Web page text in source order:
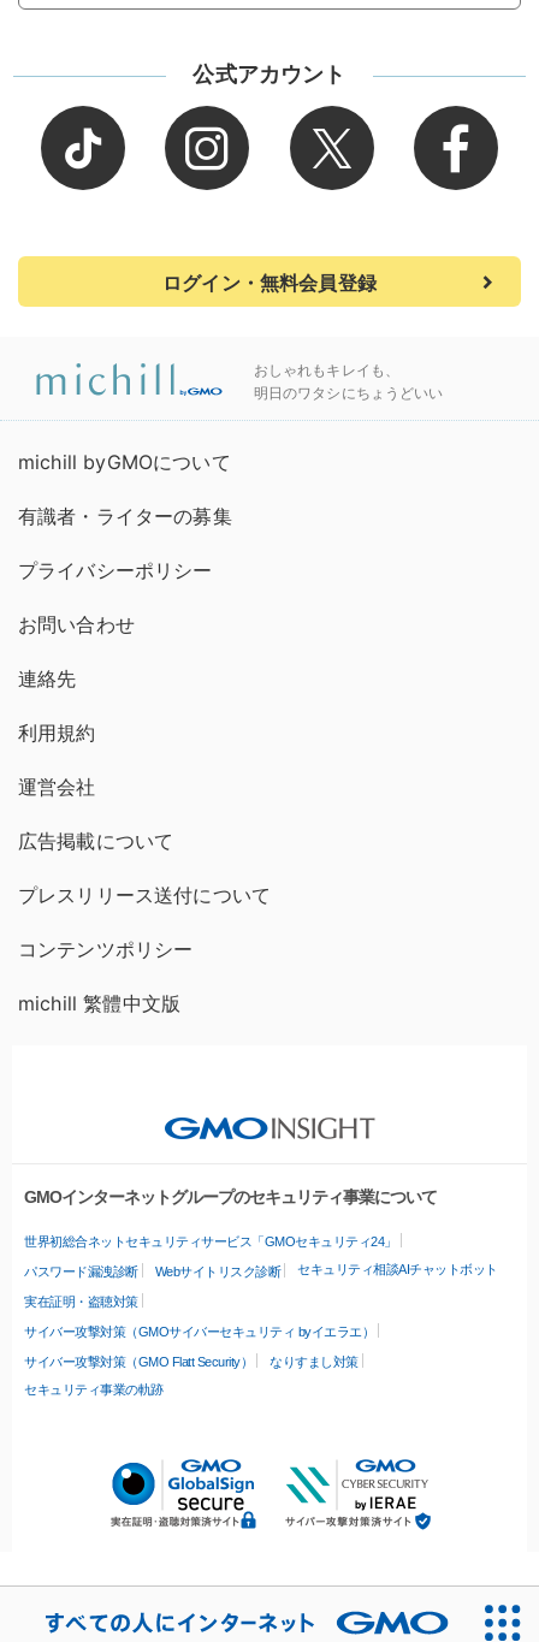
公式アカウント
ログイン・無料会員登録
おしゃれもキレイも、
明日のワタシにちょうどいい
michill byGMOについて
有識者・ライターの募集
プライバシーポリシー
お問い合わせ
連絡先
利用規約
運営会社
広告掲載について
プレスリリース送付について
コンテンツポリシー
michill 繁體中文版
GMOインターネットグループのセキュリティ事業について
世界初総合ネットセキュリティサービス「GMOセキュリティ24」
パスワード漏洩診断 Webサイトリスク診断 セキュリティ相談AIチャットボット
実在証明・盗聴対策
サイバー攻撃対策（GMOサイバーセキュリティ byイエラエ）
サイバー攻撃対策（GMO Flatt Security）
なりすまし対策
セキュリティ事業の軌跡